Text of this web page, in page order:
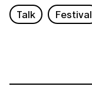
Talk Festival